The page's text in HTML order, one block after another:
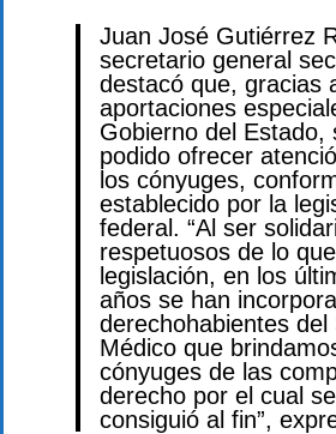
Juan José Gutiérrez
secretario general
destacó que, gracias
aportaciones
Gobierno del Estado,
podido ofrecer
los cónyuges,
establecido por la
federal. “Al ser
respetuosos de lo
legislación, en los
años se han
derechohabientes del
Médico que
cónyuges de las
derecho por el cual
consiguió al fin”,